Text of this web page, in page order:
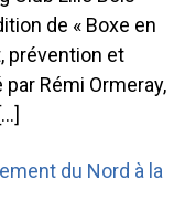
de « Boxe en
prévention et
Rémi Ormeray,
du Nord à la